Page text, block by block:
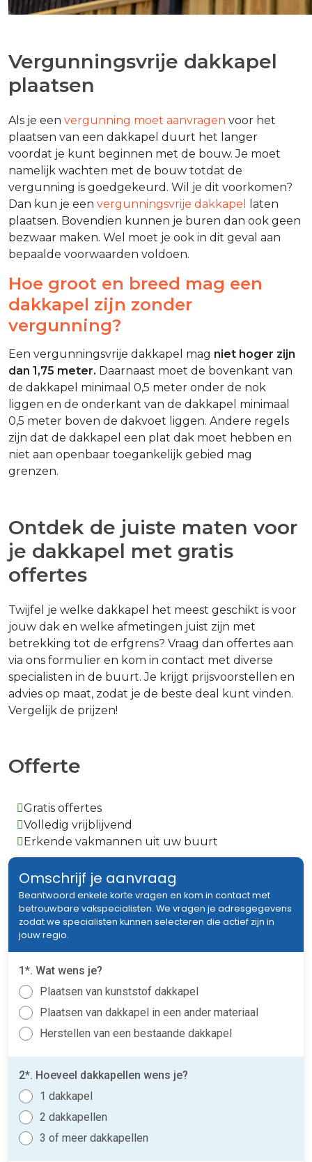
Vergunningsvrije dakkapel
plaatsen
Als je een vergunning moet aanvragen voor het
plaatsen van een dakkapel duurt het langer
voordat je kunt beginnen met de bouw. Je moet
namelijk wachten met de bouw totdat de
vergunning is goedgekeurd. Wil je dit voorkomen?
Dan kun je een vergunningsvrije dakkapel
laten
plaatsen. Bovendien kunnen je buren dan ook geen
bezwaar maken. Wel moet je ook in dit geval aan
bepaalde voorwaarden voldoen.
Hoe groot en breed mag een
dakkapel zijn zonder
vergunning?
Een vergunningsvrije dakkapel mag niet hoger zijn
dan 1,75 meter. Daarnaast moet de bovenkant van
de dakkapel minimaal 0,5 meter onder de nok
liggen en de onderkant van de dakkapel minimaal
0,5 meter boven de dakvoet liggen. Andere regels
zijn dat de dakkapel een plat dak moet hebben en
niet aan openbaar toegankelijk gebied mag
grenzen.
Ontdek de juiste maten voor
je dakkapel met gratis
offertes
Twijfel je welke dakkapel het meest geschikt is voor
jouw dak en welke afmetingen juist zijn met
betrekking tot de erfgrens? Vraag dan offertes aan
via ons formulier en kom in contact met diverse
specialisten in de buurt. Je krijgt prijsvoorstellen en
advies op maat, zodat je de beste deal kunt vinden.
Vergelijk de prijzen!
Offerte
Gratis offertes
Volledig vrijblijvend
Erkende vakmannen uit uw buurt
Omschrijf je aanvraag
Beantwoord enkele korte vragen en kom in contact met
betrouwbare vakspecialisten. We vragen je adresgegevens
zodat we specialisten kunnen selecteren die actief zijn in
jouw regio.
1*. Wat wens je?
Plaatsen van kunststof dakkapel
Plaatsen van dakkapel in een ander materiaal
Herstellen van een bestaande dakkapel
2*. Hoeveel dakkapellen wens je?
1 dakkapel
2 dakkapellen
3 of meer dakkapellen